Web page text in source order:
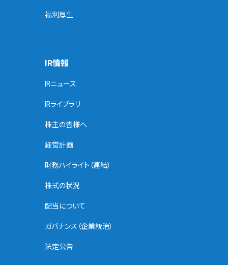
福利厚生
IR情報
IRニュース
IRライブラリ
株主の皆様へ
経営計画
財務ハイライト（連結）
株式の状況
配当について
ガバナンス（企業統治）
法定公告